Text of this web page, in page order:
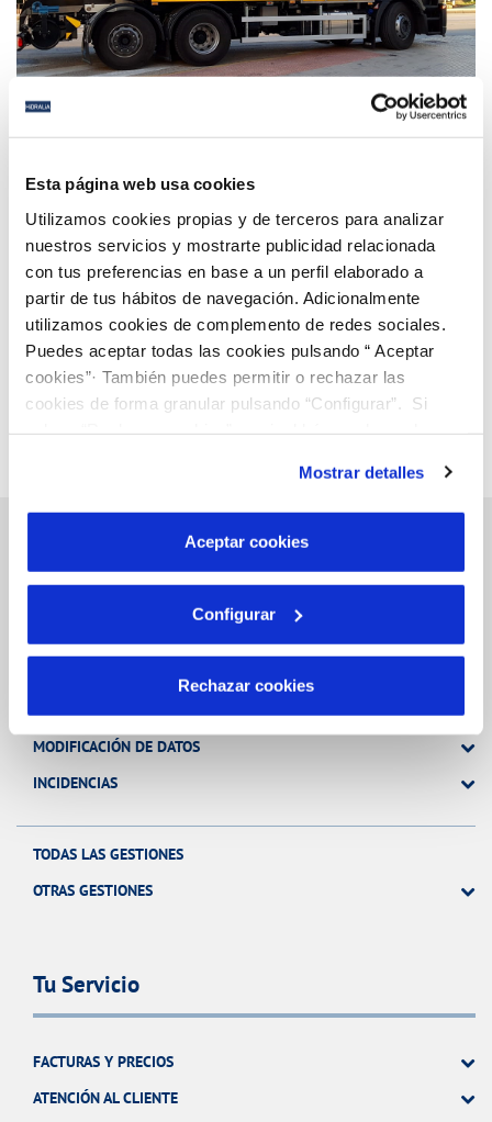
Esta página web usa cookies
Utilizamos cookies propias y de terceros para analizar
nuestros servicios y mostrarte publicidad relacionada
con tus preferencias en base a un perfil elaborado a
partir de tus hábitos de navegación. Adicionalmente
utilizamos cookies de complemento de redes sociales.
Puedes aceptar todas las cookies pulsando “ Aceptar
cookies”· También puedes permitir o rechazar las
cookies de forma granular pulsando “Configurar”. Si
son indispensables para que el sitio web funcione y que
por tanto no se pueden desactivar. Puedes consultar
más información en nuestraPolítica de Cookies
Mostrar detalles
Aceptar cookies
Configurar
Rechazar cookies
25 OCT 2018
San Fernando mejora su servicio de alcantarillado
con la renovación de parte de su flota
Página 105 de 112
Anterior Siguiente
FACTURAS, PAGOS Y CONSUMOS
CONTRATOS
MODIFICACIÓN DE DATOS
INCIDENCIAS
TODAS LAS GESTIONES
OTRAS GESTIONES
Tu Servicio
FACTURAS Y PRECIOS
ATENCIÓN AL CLIENTE